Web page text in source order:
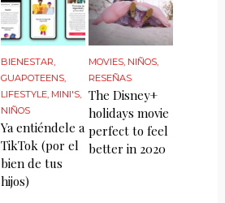
BIENESTAR
GUAPOTEENS
LIFESTYLE MINI'S
NIÑOS
Ya entiéndele a
TikTok (por el
bien de tus
hijos)
MOVIES NIÑOS
RESEÑAS
The Disney+
holidays movie
perfect to feel
better in 2020